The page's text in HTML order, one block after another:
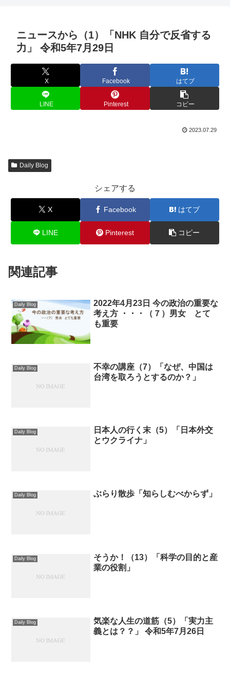
ニュースから（1）「NHK 自分で反省する
力」 令和5年7月29日
X Facebook はてブ
LINE Pinterest コピー
2023.07.29
Daily Blog
シェアする
X Facebook はてブ
LINE Pinterest コピー
関連記事
Daily Blog
2022年4月23日 今の政治の重要な
考え方 ・・・（７）男女 とて
も重要
Daily Blog
不幸の講座（7）「なぜ、中国は
台湾を取ろうとするのか？」
Daily Blog
日本人の行く末（5）「日本外交
とウクライナ」
Daily Blog ぶらり散歩「知らしむべからず」
Daily Blog
そうか！（13）「科学の目的と産
業の役割」
Daily Blog
気楽な人生の道筋（5）「実力主
義とは？？」 令和5年7月26日